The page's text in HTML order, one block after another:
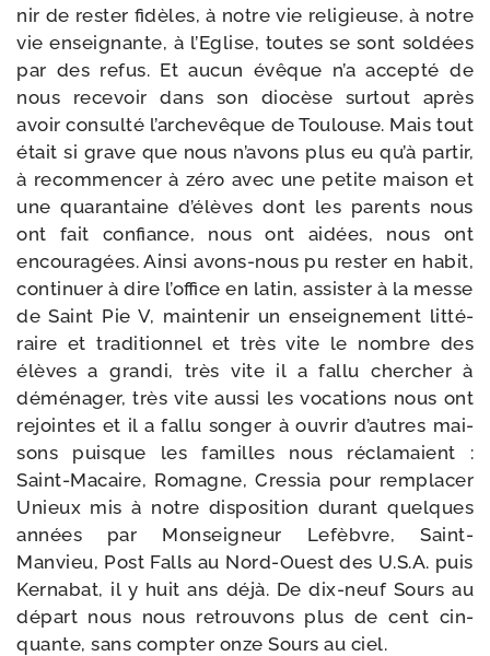
nir de res­ter fidèles, à notre vie reli­gieuse, à notre
vie ensei­gnante, à l’Eglise, toutes se sont sol­dées
par des refus. Et aucun évêque n’a accep­té de
nous rece­voir dans son dio­cèse sur­tout après
avoir consul­té l’ar­che­vêque de Toulouse. Mais tout
était si grave que nous n’a­vons plus eu qu’à par­tir,
à recom­men­cer à zéro avec une petite mai­son et
une qua­ran­taine d’é­lèves dont les parents nous
ont fait confiance, nous ont aidées, nous ont
encou­ra­gées. Ainsi avons-​nous pu res­ter en habit,
conti­nuer à dire l’of­fice en latin, assis­ter à la messe
de Saint Pie V, main­te­nir un ensei­gne­ment lit­té­
raire et tra­di­tion­nel et très vite le nombre des
élèves a gran­di, très vite il a fal­lu cher­cher à
démé­na­ger, très vite aus­si les voca­tions nous ont
rejointes et il a fal­lu son­ger à ouvrir d’autres mai­
sons puisque les familles nous récla­maient :
Saint-​Macaire, Romagne, Cressia pour rem­pla­cer
Unieux mis à notre dis­po­si­tion durant quelques
années par Monseigneur Lefèbvre, Saint-​
Manvieu, Post Falls au Nord-​Ouest des U.S.A. puis
Kernabat, il y huit ans déjà. De dix-​neuf Sours au
départ nous nous retrou­vons plus de cent cin­
quante, sans comp­ter onze Sours au ciel.